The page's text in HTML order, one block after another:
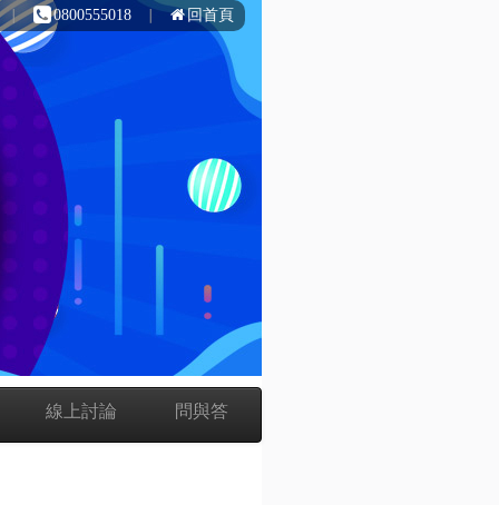
∣ 0800555018 回首頁
線上討論 問與答